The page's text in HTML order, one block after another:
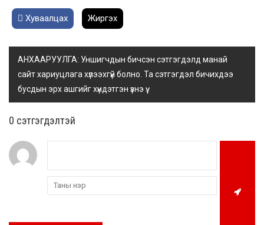
Хуваалцах Жиргэх
АНХААРУУЛГА: Уншигчдын бичсэн сэтгэгдэлд манай
сайт хариуцлага хүлээхгүй болно. Та сэтгэгдэл бичихдээ
бусдын эрх ашгийг хүндэтгэн үзнэ үү.
0 cэтгэгдэлтэй